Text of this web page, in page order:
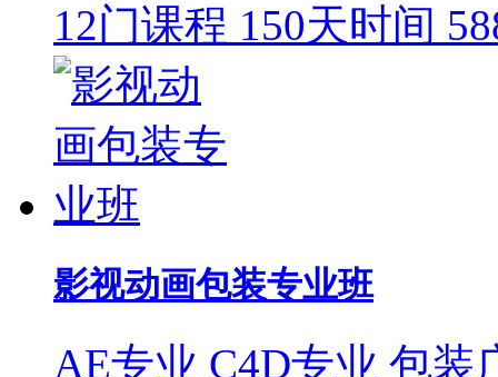
12门课程 150天时间
影视动画包装专业班
AE专业 C4D专业 包装